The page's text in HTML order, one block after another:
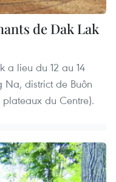
de Dak Lak
a lieu du 12 au 14
Na, district de Buôn
du Centre).